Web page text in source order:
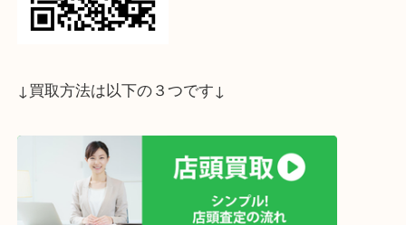
ライン査定始めました☆お友だち登録お願いしま
↓スマホでご覧頂いている方はこちらをタップ↓